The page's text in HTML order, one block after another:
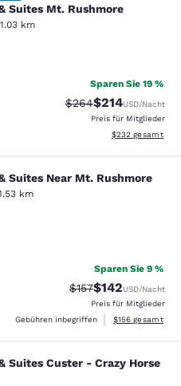
Suites Mt. Rushmore
1.03 km
Hervorragend. 727
Sparen Sie 19 %
Durchgestrichener
$264Vergünstigter
$214USD/Nacht
Preis für Mitglieder
Geschätzte
$232 gesamt
Near Mt.
Suites Near Mt. Rushmore
km
Hervorragend. 1609
Sparen Sie 9 %
Durchgestrichener
$157Vergünstigter
$142USD/Nacht
Preis für Mitglieder
Gebühren inbegriffen
Geschätzte
$156 gesamt
Custer -
Suites Custer - Crazy Horse